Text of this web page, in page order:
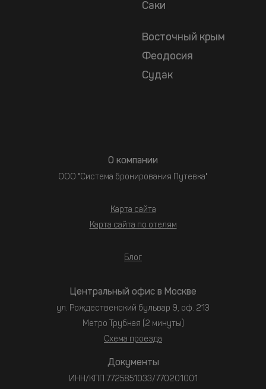
Саки
Восточный крым
Феодосия
Судак
О компании
ООО "Система бронирования Путевка"
Карта сайта
Карта сайта по отелям
Блог
Документы
ИНН/КПП 7725851033/770201001
Центральный офис в Москве
ул. Рождественский бульвар 9, оф. 213
Метро Трубная (2 минуты)
Схема проезда